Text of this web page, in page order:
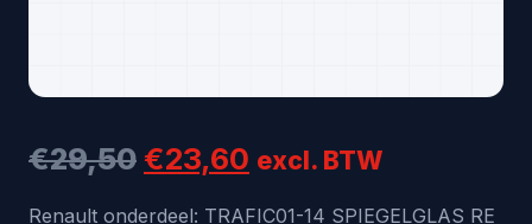
€29,50Oorspronkelijke
prijs
€23,60 Huidige
prijs
excl. BTW
Renault onderdeel: TRAFIC01-14 SPIEGELGLAS RE